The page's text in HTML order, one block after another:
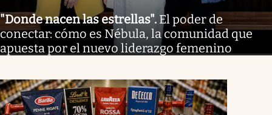
"Donde nacen las estrellas". El poder de
conectar: cómo es Nébula, la comunidad que
apuesta por el nuevo liderazgo femenino